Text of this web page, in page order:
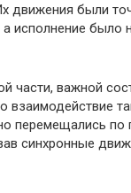
движения были
исполнение было
части, важной
взаимодействие
перемещались по
синхронные